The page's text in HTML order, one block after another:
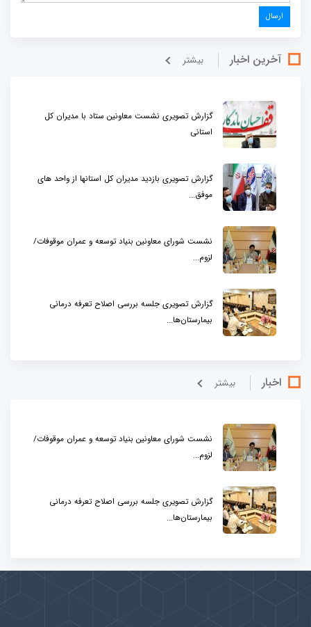
آخرین اخبار بيشتر
گزارش تصویری نشست معاونین ستاد با مدیران کل
استانی
گزارش تصویری بازدید مدیران کل استانها از واحد های
موفق...
نشست شورای معاونین بنیاد توسعه و عمران موقوفات/
لزوم...
گزارش تصویری جلسه بررسی اصلاح تعرفه درمانی
بیمارستان‌ها...
اخبار بيشتر
نشست شورای معاونین بنیاد توسعه و عمران موقوفات/
لزوم...
گزارش تصویری جلسه بررسی اصلاح تعرفه درمانی
بیمارستان‌ها...